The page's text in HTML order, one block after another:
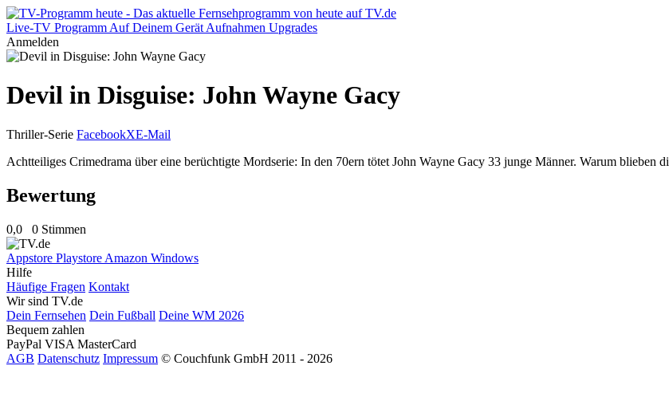
Live-TV Programm Auf Deinem Gerät Aufnahmen Upgrades
Anmelden
Devil in Disguise: John Wayne Gacy
Thriller-Serie FacebookXE-Mail
Achtteiliges Crimedrama über eine berüchtigte Mordserie: In den 70ern tötet John Wayne Gacy 33 junge Männer. Warum blieben
Bewertung
0,0 0 Stimmen
Appstore Playstore Amazon Windows
Hilfe
Häufige Fragen Kontakt
Wir sind TV.de
Dein Fernsehen Dein Fußball Deine WM 2026
Bequem zahlen
PayPal VISA MasterCard
AGB Datenschutz Impressum © Couchfunk GmbH 2011 - 2026